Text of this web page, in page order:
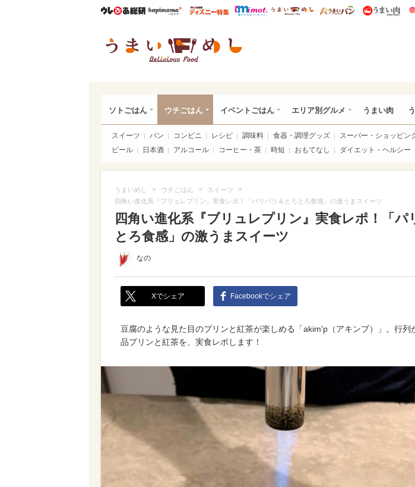
ウレぴあ総研ハピママ* ウレぴあ総研 ディズニー特集
mimot. うまいめし うまいパン
ソトごはん ウチごはん イベントごはん エリア別グルメ うまい肉
スイーツ パン コンビニ レシピ 調味料 食器・調理グッズ スーパー・ショッピン
ビール
日本酒 アルコール コーヒー・茶 時短 おもてなし ダイエット・ヘルシー
うまいめし > ウチごはん > スイーツ >
四角い進化系『ブリュレプリン』実食レポ！「パリパリ＆とろとろ食感」の激うまスイーツ
四角い進化系『ブリュレプリン』実食レポ！「パ
とろ食感」の激うまスイーツ
なの
Xでシェア Facebookでシェア
豆腐のような見た目のプリンと紅茶が楽しめる「akim'p（アキンプ）」。行列
品プリンと紅茶を、実食レポします！